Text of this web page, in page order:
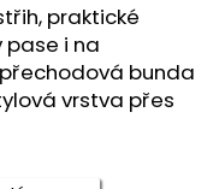
praktické
pase i na
bunda
vrstva přes